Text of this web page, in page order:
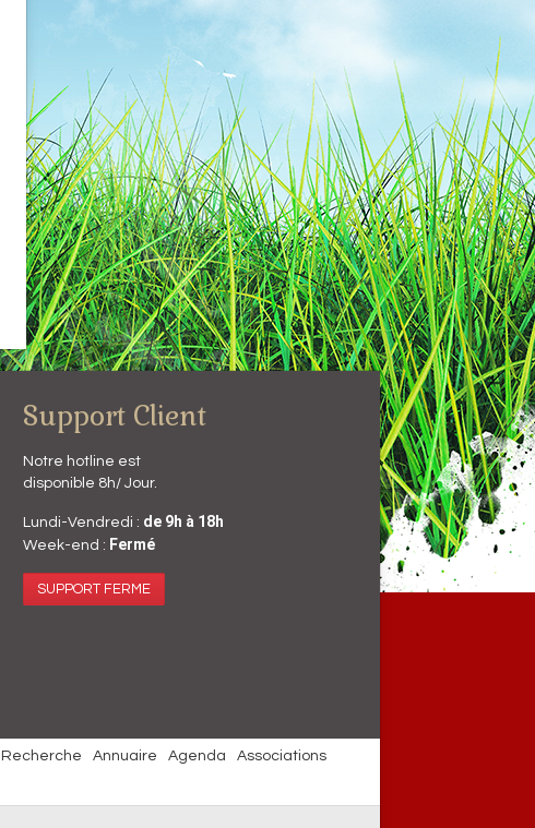
Support Client
Notre hotline est
disponible 8h/ Jour.
Lundi-Vendredi : de 9h à 18h
Week-end : Fermé
SUPPORT FERME
Recherche Annuaire Agenda Associations